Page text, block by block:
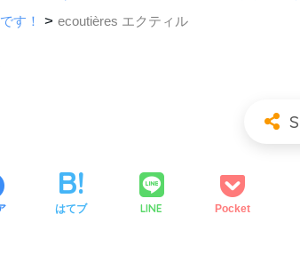
す！
> ecoutières エクティル
はてブ LINE Pocket